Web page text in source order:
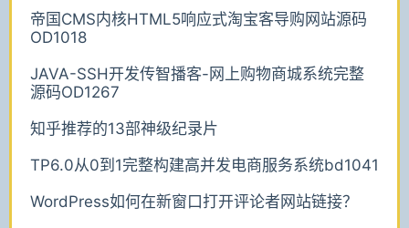
帝国CMS内核HTML5响应式淘宝客导购网站源码
OD1018
JAVA-SSH开发传智播客-网上购物商城系统完整
源码OD1267
知乎推荐的13部神级纪录片
TP6.0从0到1完整构建高并发电商服务系统bd1041
WordPress如何在新窗口打开评论者网站链接？